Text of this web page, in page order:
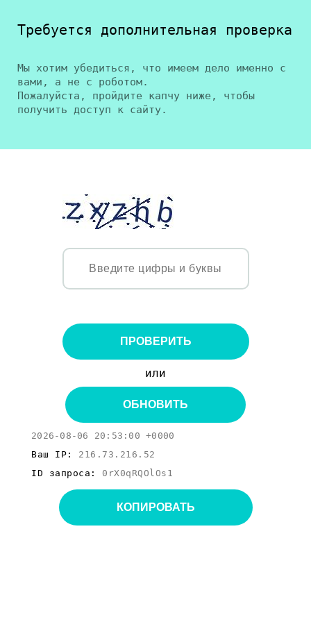
Требуется дополнительная проверка
Мы хотим убедиться, что имеем дело именно с
вами, а не с роботом.
Пожалуйста, пройдите капчу ниже, чтобы
получить доступ к сайту.
ПРОВЕРИТЬ
или
ОБНОВИТЬ
2026-08-06 20:53:00 +0000
Ваш IP: 216.73.216.52
ID запроса: 0rX0qRQOlOs1
КОПИРОВАТЬ